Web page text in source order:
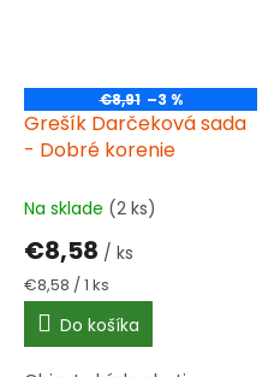
€8,91 –3 %
Grešík Darčeková sada
- Dobré korenie
Na sklade (2 ks)
€8,58 / ks
Jednotková
cena:
€8,58 / 1 ks
Do košíka